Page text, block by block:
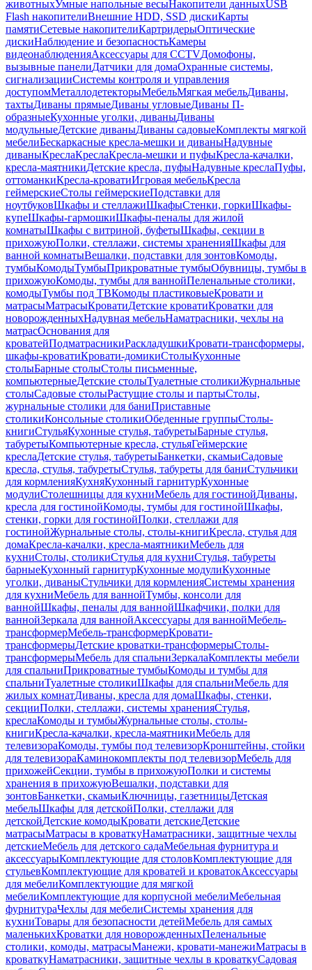
животныхУмные напольные весыНакопители данныхUSB
Flash накопителиВнешние HDD, SSD дискиКарты
памятиСетевые накопителиКартридерыОптические
дискиНаблюдение и безопасностьКамеры
видеонаблюденияАксессуары для CCTVДомофоны,
вызывные панелиДатчики для домаОхранные системы,
сигнализацииСистемы контроля и управления
доступомМеталлодетекторыМебельМягкая мебельДиваны,
тахтыДиваны прямыеДиваны угловыеДиваны П-
образныеКухонные уголки, диваныДиваны
модульныеДетские диваныДиваны садовыеКомплекты мягкой
мебелиБескаркасные кресла-мешки и диваныНадувные
диваныКреслаКреслаКресла-мешки и пуфыКресла-качалки,
кресла-маятникиДетские кресла, пуфыНадувные креслаПуфы,
оттоманкиКресла-кроватиИгровая мебельКресла
геймерскиеСтолы геймерскиеПодставки для
ноутбуковШкафы и стеллажиШкафыСтенки, горкиШкафы-
купеШкафы-гармошкиШкафы-пеналы для жилой
комнатыШкафы с витриной, буфетыШкафы, секции в
прихожуюПолки, стеллажи, системы храненияШкафы для
ванной комнатыВешалки, подставки для зонтовКомоды,
тумбыКомодыТумбыПрикроватные тумбыОбувницы, тумбы в
прихожуюКомоды, тумбы для ваннойПеленальные столики,
комодыТумбы под ТВКомоды пластиковыеКровати и
матрасыМатрасыКроватиДетские кроватиКроватки для
новорожденныхНадувная мебельНаматрасники, чехлы на
матрасОснования для
кроватейПодматрасникиРаскладушкиКровати-трансформеры,
шкафы-кроватиКровати-домикиСтолыКухонные
столыБарные столыСтолы письменные,
компьютерныеДетские столыТуалетные столикиЖурнальные
столыСадовые столыРастущие столы и партыСтолы,
журнальные столики для баниПриставные
столикиКонсольные столикиОбеденные группыСтолы-
книгиСтульяКухонные стулья, табуретыБарные стулья,
табуретыКомпьютерные кресла, стульяГеймерские
креслаДетские стулья, табуретыБанкетки, скамьиСадовые
кресла, стулья, табуретыСтулья, табуреты для баниСтульчики
для кормленияКухняКухонный гарнитурКухонные
модулиСтолешницы для кухниМебель для гостинойДиваны,
кресла для гостинойКомоды, тумбы для гостинойШкафы,
стенки, горки для гостинойПолки, стеллажи для
гостинойЖурнальные столы, столы-книгиКресла, стулья для
домаКресла-качалки, кресла-маятникиМебель для
кухниСтолы, столикиСтулья для кухниСтулья, табуреты
барныеКухонный гарнитурКухонные модулиКухонные
уголки, диваныСтульчики для кормленияСистемы хранения
для кухниМебель для ваннойТумбы, консоли для
ваннойШкафы, пеналы для ваннойШкафчики, полки для
ваннойЗеркала для ваннойАксессуары для ваннойМебель-
трансформерМебель-трансформерКровати-
трансформерыДетские кроватки-трансформерыСтолы-
трансформерыМебель для спальниЗеркалаКомплекты мебели
для спальниПрикроватные тумбыКомоды и тумбы для
спальниТуалетные столикиШкафы для спальниМебель для
жилых комнатДиваны, кресла для домаШкафы, стенки,
секцииПолки, стеллажи, системы храненияСтулья,
креслаКомоды и тумбыЖурнальные столы, столы-
книгиКресла-качалки, кресла-маятникиМебель для
телевизораКомоды, тумбы под телевизорКронштейны, стойки
для телевизораКаминокомплекты под телевизорМебель для
прихожейСекции, тумбы в прихожуюПолки и системы
хранения в прихожуюВешалки, подставки для
зонтовБанкетки, скамьиКлючницы, газетницыДетская
мебельШкафы для детскойПолки, стеллажи для
детскойДетские комодыКровати детскиеДетские
матрасыМатрасы в кроваткуНаматрасники, защитные чехлы
детскиеМебель для детского садаМебельная фурнитура и
аксессуарыКомплектующие для столовКомплектующие для
стульевКомплектующие для кроватей и кроватокАксессуары
для мебелиКомплектующие для мягкой
мебелиКомплектующие для корпусной мебелиМебельная
фурнитураЧехлы для мебелиСистемы хранения для
кухниТовары для безопасности детейМебель для самых
маленькихКроватки для новорожденныхПеленальные
столики, комоды, матрасыМанежи, кровати-манежиМатрасы в
кроваткуНаматрасники, защитные чехлы в кроваткуСадовая